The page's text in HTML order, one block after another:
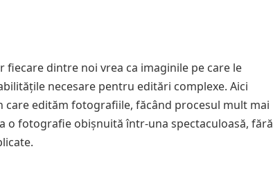
dintre noi vrea ca imaginile pe care le
necesare pentru editări complexe. Aici
edităm fotografiile, făcând procesul mult mai
o fotografie obișnuită într-una spectaculoasă, fără